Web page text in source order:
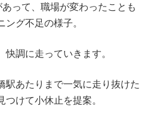
って、職場が変わったことも
グ不足の様子。
調に走っていきます。
駅あたりまで一気に走り抜けた
けて小休止を提案。